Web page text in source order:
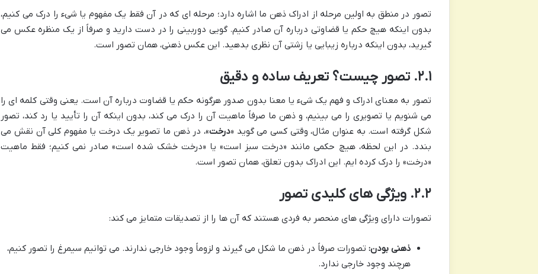
تصور در منطق به اولین مرحله از ادراک ذهن ما اشاره دارد؛ مرحله ای که در آن فقط یک مفهوم یا شیء را درک می کنیم،
بدون اینکه هیچ حکم یا قضاوتی درباره آن صادر کنیم. گویی دوربینی را در دست دارید و صرفاً از یک منظره عکس می
گیرید، بدون اینکه درباره زیبایی یا زشتی آن نظری بدهید. این عکس ذهنی، همان تصور است.
۲.۱. تصور چیست؟ تعریف ساده و دقیق
تصور به معنای ادراک و فهم یک شیء یا معنا بدون صدور هرگونه حکم یا قضاوت درباره آن است. یعنی وقتی کلمه ای را
می شنویم یا تصویری را می بینیم، و ذهن ما صرفاً ماهیت آن را درک می کند، بدون اینکه آن را تأیید یا رد کند، تصور
شکل گرفته است. به عنوان مثال، وقتی کسی می گوید «درخت»، در ذهن ما تصویر یک درخت یا مفهوم کلی آن نقش می
بندد. در این لحظه، هیچ حکمی مانند «درخت سبز است» یا «درخت خشک شده است» صادر نمی کنیم؛ فقط ماهیت
«درخت» را درک کرده ایم. این ادراک بدون تعلق، همان تصور است.
۲.۲. ویژگی های کلیدی تصور
تصورات دارای ویژگی های منحصر به فردی هستند که آن ها را از تصدیقات متمایز می کند:
ذهنی بودن: تصورات صرفاً در ذهن ما شکل می گیرند و لزوماً وجود خارجی ندارند. می توانیم سیمرغ را تصور کنیم،
هرچند وجود خارجی ندارد.